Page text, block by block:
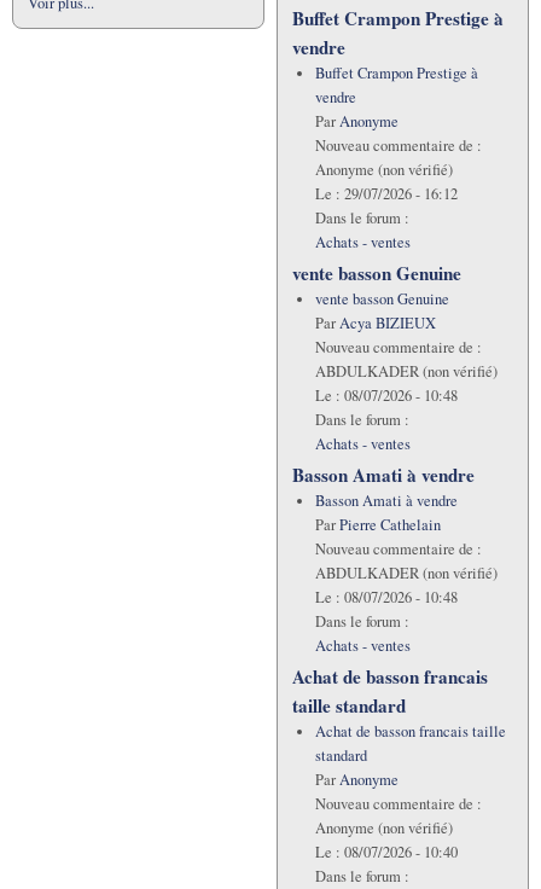
Buffet Crampon Prestige à
vendre
Buffet Crampon Prestige à
vendre
ParAnonyme
Nouveau commentaire de :
Anonyme (non vérifié)
Le : 29/07/2026 - 16:12
Dans le forum :
Achats - ventes
vente basson Genuine
vente basson Genuine
ParAcya BIZIEUX
Nouveau commentaire de :
ABDULKADER (non vérifié)
Le : 08/07/2026 - 10:48
Dans le forum :
Achats - ventes
Basson Amati à vendre
Basson Amati à vendre
ParPierre Cathelain
Nouveau commentaire de :
ABDULKADER (non vérifié)
Le : 08/07/2026 - 10:48
Dans le forum :
Achats - ventes
Achat de basson francais
taille standard
Achat de basson francais taille
standard
ParAnonyme
Nouveau commentaire de :
Anonyme (non vérifié)
Le : 08/07/2026 - 10:40
Dans le forum :